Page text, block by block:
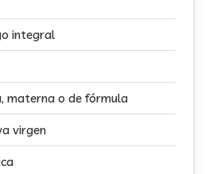
integral
materna o de fórmula
virgen